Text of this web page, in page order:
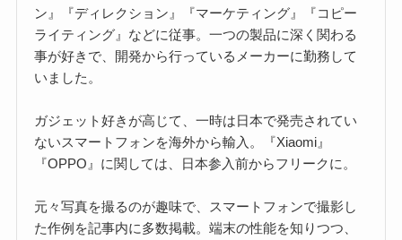
ン』『ディレクション』『マーケティング』『コピー
ライティング』などに従事。一つの製品に深く関わる
事が好きで、開発から行っているメーカーに勤務して
いました。
ガジェット好きが高じて、一時は日本で発売されてい
ないスマートフォンを海外から輸入。『Xiaomi』
『OPPO』に関しては、日本参入前からフリークに。
元々写真を撮るのが趣味で、スマートフォンで撮影し
た作例を記事内に多数掲載。端末の性能を知りつつ、